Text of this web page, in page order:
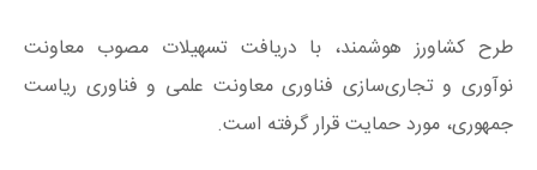
طرح کشاورز هوشمند، با دریافت تسهیلات مصوب معاونت
نوآوری و تجاری‌سازی فناوری معاونت علمی و فناوری ریاست‌
جمهوری، مورد حمایت قرار گرفته است.